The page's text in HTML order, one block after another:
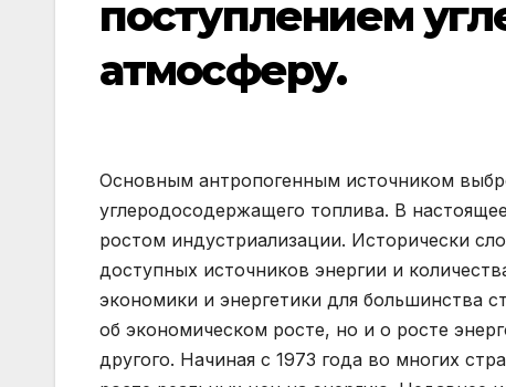
поступлением
атмосферу.
Основным антропогенным источником
углеродосодержащего топлива. В
ростом индустриализации. Исторически
доступных источников энергии и
экономики и энергетики для большинства
об экономическом росте, но и о росте
другого. Начиная с 1973 года во многих